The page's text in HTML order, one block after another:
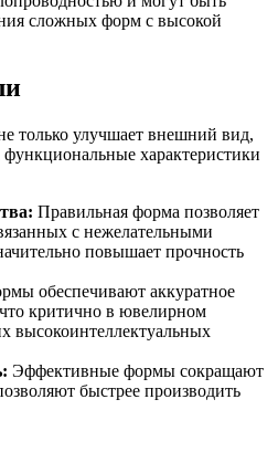
сложных форм с высокой
только улучшает внешний вид,
функциональные характеристики
Правильная форма позволяет
с нежелательными
повышает прочность
обеспечивают аккуратное
критично в ювелирном
высокоинтеллектуальных
Эффективные формы сокращают
быстрее производить